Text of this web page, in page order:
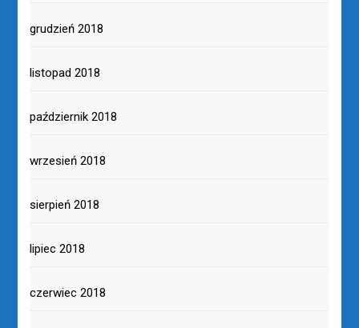
grudzień 2018
listopad 2018
październik 2018
wrzesień 2018
sierpień 2018
lipiec 2018
czerwiec 2018